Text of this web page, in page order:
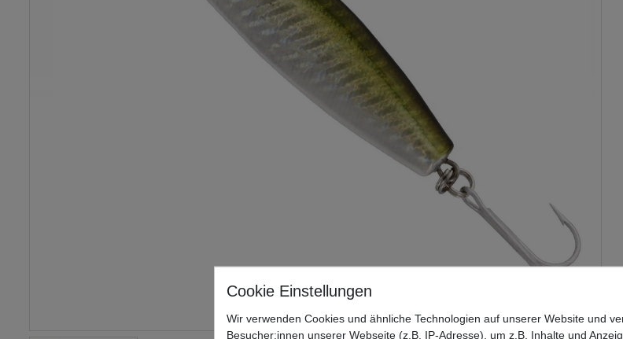
Wir verwenden Cookies und ähnliche Technologien auf unserer Website und
Besucher:innen unserer Webseite (z.B. IP-Adresse), um z.B. Inhalte und